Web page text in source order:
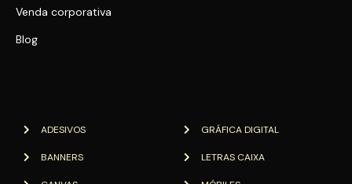
Venda corporativa
Blog
ADESIVOS
BANNERS
GRÁFICA DIGITAL
LETRAS CAIXA